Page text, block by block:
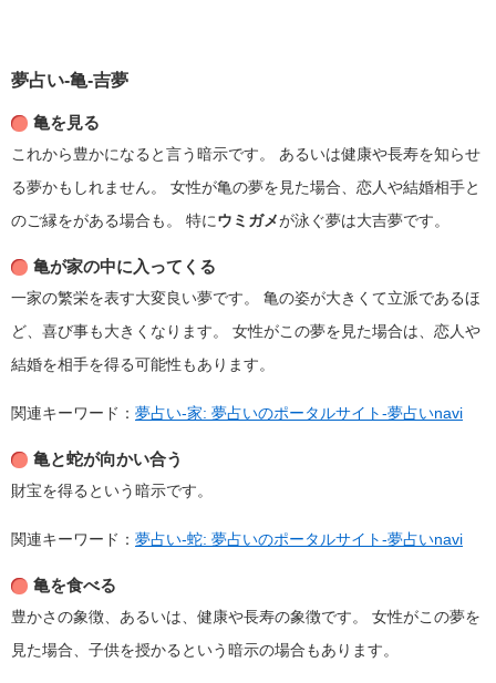
夢占い-亀-吉夢
亀を見る
これから豊かになると言う暗示です。
あるいは健康や長寿を知らせ
る夢かもしれません。
女性が亀の夢を見た場合、恋人や結婚相手と
のご縁をがある場合も。
特にウミガメが泳ぐ夢は大吉夢です。
亀が家の中に入ってくる
一家の繁栄を表す大変良い夢です。
亀の姿が大きくて立派であるほ
ど、喜び事も大きくなります。
女性がこの夢を見た場合は、恋人や
結婚を相手を得る可能性もあります。
関連キーワード： 夢占い-家: 夢占いのポータルサイト-夢占いnavi
亀と蛇が向かい合う
財宝を得るという暗示です。
関連キーワード： 夢占い-蛇: 夢占いのポータルサイト-夢占いnavi
亀を食べる
豊かさの象徴、あるいは、健康や長寿の象徴です。
女性がこの夢を
見た場合、子供を授かるという暗示の場合もあります。